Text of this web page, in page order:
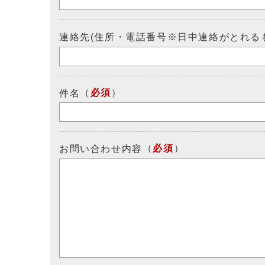
連絡先(住所・電話番号※日中連絡がとれる
件名 （ 必須 ）
お問い合わせ内容 （ 必須 ）